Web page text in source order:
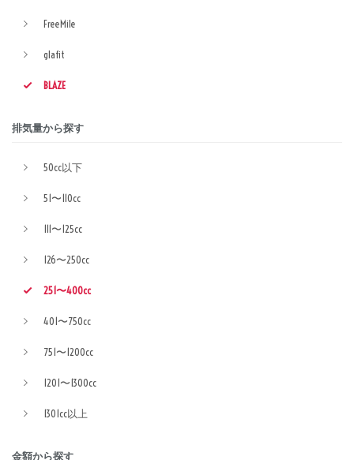
FreeMile
glafit
BLAZE
排気量から探す
50cc以下
51〜110cc
111〜125cc
126〜250cc
251〜400cc
401〜750cc
751〜1200cc
1201〜1300cc
1301cc以上
金額から探す